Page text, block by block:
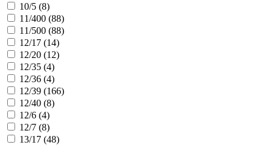
10/5 (8)
11/400 (88)
11/500 (88)
12/17 (14)
12/20 (12)
12/35 (4)
12/36 (4)
12/39 (166)
12/40 (8)
12/6 (4)
12/7 (8)
13/17 (48)